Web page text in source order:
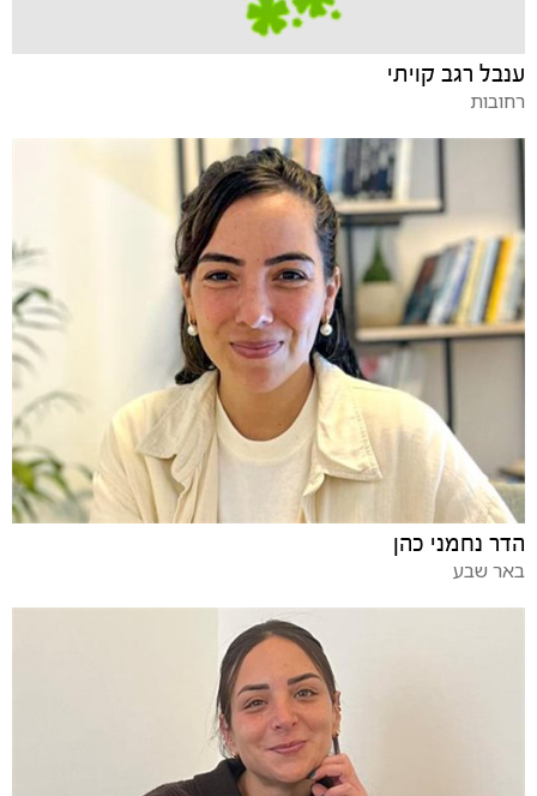
ענבל רגב קויתי
רחובות
הדר נחמני כהן
באר שבע